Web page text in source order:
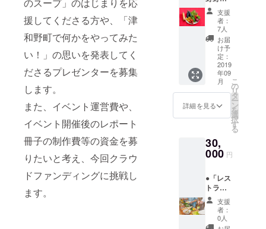
援してくださる方や、「津
和野町で何かをやってみた
い！」の思いを発表してく
ださるプレゼンターを募集
します。
また、イベント運営費や、
イベント開催後のレポート
冊子の制作費等の資金を募
りたいと考え、 今回クラウ
ドファンディングに挑戦し
ます。
「食べるこ
とが自分を
つくる」を
「糧」を運
営中。糧で
はレストラ
ンの他、季
節ごとの手
べるワーク
ショップ、
料の販売、
スパイスの
量り売り、
在来種の種
実施日
につい
ては、
メール
facebo
okペー
ジにて
お知ら
せしま
す。
●開催レ
前掲載
につい
考欄」
にてレ
ポート
へのお
名前掲
載の可
ケット」につい
て、 1回目の
「つわのスー
プ」は、2019年
4月20日（土）
17：30～20：
30 藩校養老館
（津和野町内）
で行います。 津
通費等は、自己
負担となりま
プ」の実施日に
ついては、メー
ページにてお知
らせします。
●開催レポートの
お名前掲載につ
いて 「備考欄」
にてレポートへ
菜・加
工品、
旬のも
の詰め
合わ
せ」に
ついて
地域の
素材だ
けで
作った
ドレッ
に合う
季節野
菜をセ
し、詰
め合わ
せでお
届けい
たしま
支援
者：
7人
お届
け予
定：
2019
年09
月
詳細を見る
こ
の
リ
タ
ー
ン
を
選
択
す
る
30,
000 円
●「レス
トラン
糧のお
食事券
（3000
円
支援
者：
0人